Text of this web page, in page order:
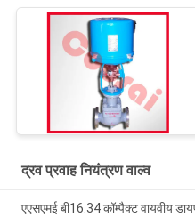
द्रव प्रवाह नियंत्रण वाल्व
एएसएमई बी16.34 कॉम्पैक्ट वायवीय